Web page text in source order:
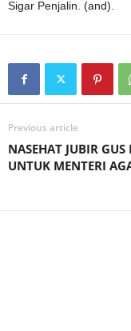
Sigar Penjalin. (and).
Previous article
NASEHAT JUBIR GUS
UNTUK MENTERI